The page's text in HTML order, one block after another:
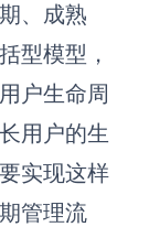
、成熟
型模型，
户生命周
用户的生
实现这样
管理流